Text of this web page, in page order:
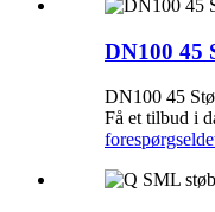
DN100 45
DN100 45
Få et tilbud i
forespørgsel